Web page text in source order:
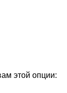
этой опции: